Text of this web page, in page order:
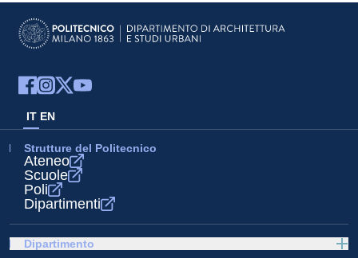
IT EN
Strutture del Politecnico
Ateneo
Scuole
Poli
Dipartimenti
Dipartimento